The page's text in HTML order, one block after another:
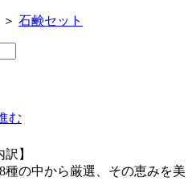
＞ 石鹸セット
む
】
の中から厳選、その恵みを美